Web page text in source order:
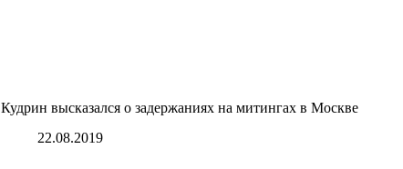
Кудрин высказался о задержаниях на митингах в Москве
22.08.2019